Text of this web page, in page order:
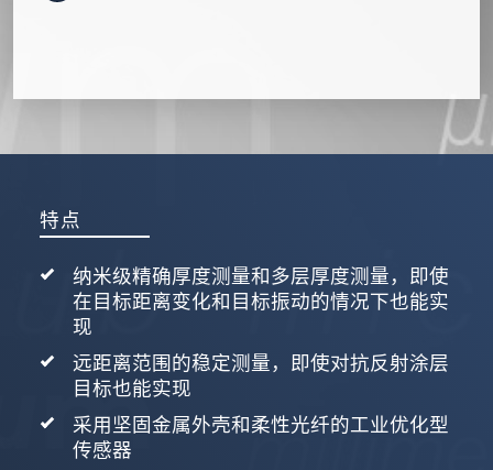
特点
纳米级精确厚度测量和多层厚度测量，即使
在目标距离变化和目标振动的情况下也能实
现
远距离范围的稳定测量，即使对抗反射涂层
目标也能实现
采用坚固金属外壳和柔性光纤的工业优化型
传感器